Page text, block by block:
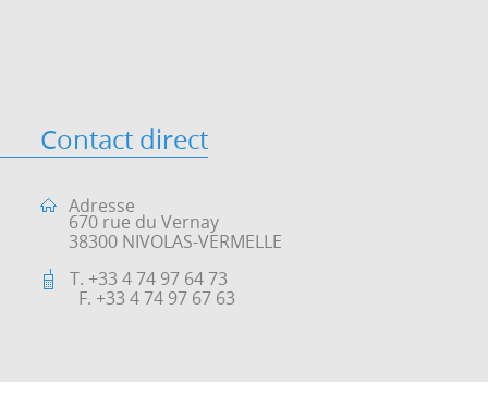
Contact direct
Adresse
670 rue du Vernay
38300 NIVOLAS-VERMELLE
T. +33 4 74 97 64 73
F. +33 4 74 97 67 63